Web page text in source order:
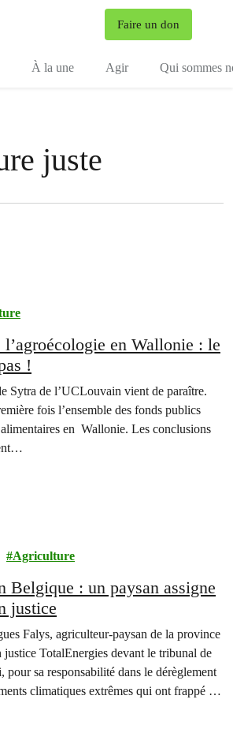
Faire un don
À la une Agir Qui sommes
juste
l’agroécologie en Wallonie : le
!
Sytra de l’UCLouvain vient de paraître.
fois l’ensemble des fonds publics
alimentaires en Wallonie. Les conclusions
Agriculture
Belgique : un paysan assigne
justice
Falys, agriculteur-paysan de la province
justice TotalEnergies devant le tribunal de
pour sa responsabilité dans le dérèglement
climatiques extrêmes qui ont frappé sa
lui ont causé des dommages importants,
rendements. Trois ONG,…